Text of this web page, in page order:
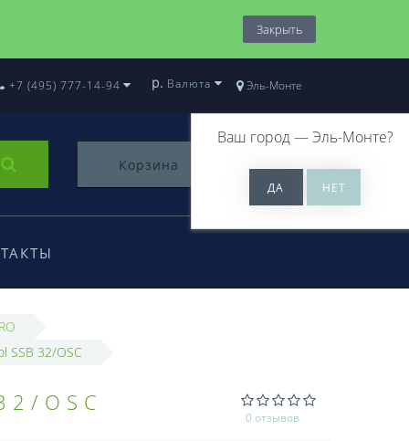
Закрыть
Эль-Монте
Ваш город —Эль-Монте?
+7 (495) 777-14-94 р. Валюта
Корзина 0
SSB 32/OSC
OSC
0 отзывов